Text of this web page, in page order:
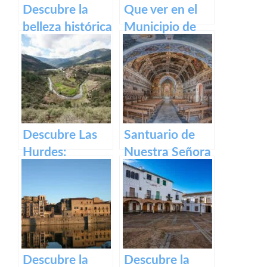
Descubre la
belleza histórica
y cultural de
Plaza Alta de
Badajoz
Que ver en el
Municipio de
Segura de Toro
en caceres
Descubre Las
Hurdes:
rincones
ocultos en
Cáceres
Santuario de
Nuestra Señora
del Ara:
Historia,
devoción y
turismo en
España
Descubre la
Descubre la